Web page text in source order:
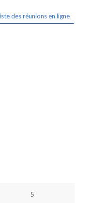
des réunions en ligne
5